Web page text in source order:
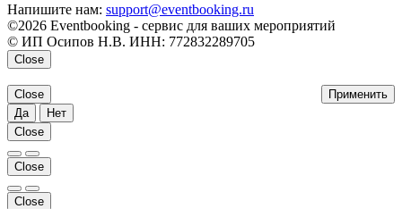
Напишите нам: support@eventbooking.ru
©2026 Eventbooking - сервис для ваших мероприятий
© ИП Осипов Н.В. ИНН: 772832289705
Close
Применить
Close
Да
Нет
Close
Close
Close